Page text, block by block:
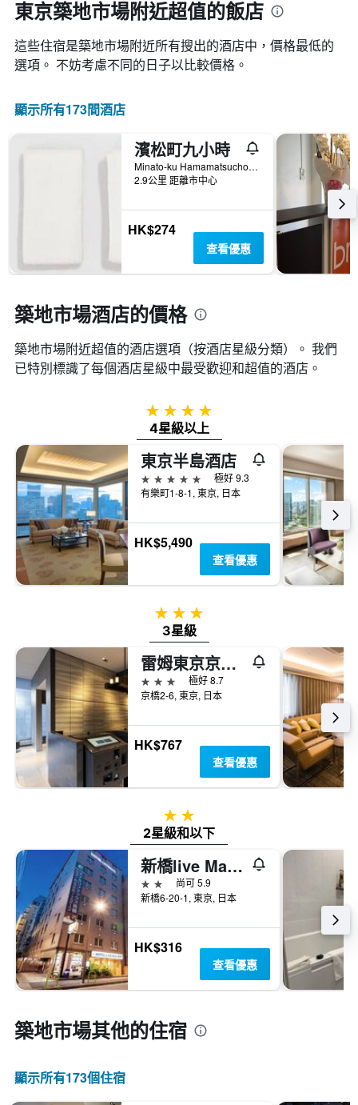
東京築地市場附近超值的飯店
這些住宿是築地市場​附近所有搜出的酒店中，價格最低的
選項。 不妨考慮不同的日子以比較價格。
顯示所有173間酒店
濱松町九小時
Minato-ku Hamamatsucho 1-25-20, 東京, 日本
2.9公里 距離市中心
HK$274
查看優惠
築地市場酒店的價格
築地市場附近超值的酒店選項（按酒店星級分類）。 我們
已特別標識了每個酒店星級中最受歡迎和超值的酒店。
4星級
4星級以上
東京半島酒店
5星級
極好 9.3
有樂町1-8-1, 東京, 日本
HK$5,490
查看優惠
3星級
3星級
雷姆東京京橋飯店
3星級
極好 8.7
京橋2-6, 東京, 日本
HK$767
查看優惠
2星級
2星級和以下
新橋live Max飯店
2星級
尚可 5.9
新橋6-20-1, 東京, 日本
HK$316
查看優惠
築地市場​其他的住宿
顯示所有173​個住宿